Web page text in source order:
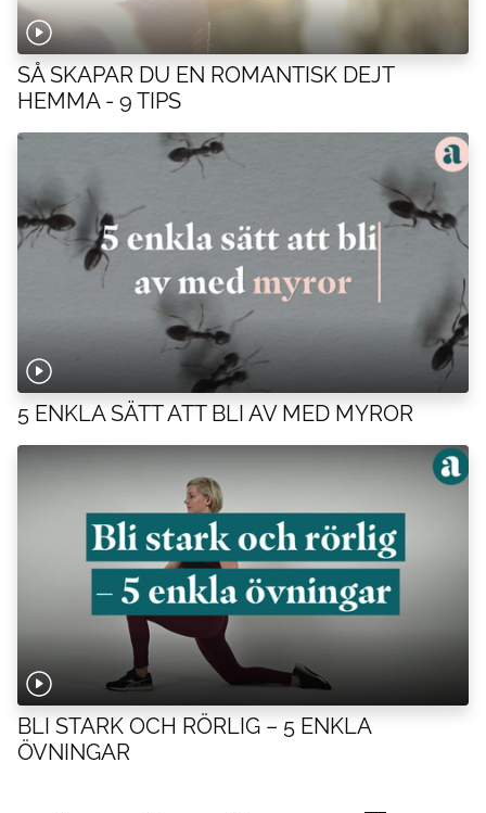
SÅ SKAPAR DU EN ROMANTISK DEJT
HEMMA - 9 TIPS
5 ENKLA SÄTT ATT BLI AV MED MYROR
BLI STARK OCH RÖRLIG – 5 ENKLA
ÖVNINGAR